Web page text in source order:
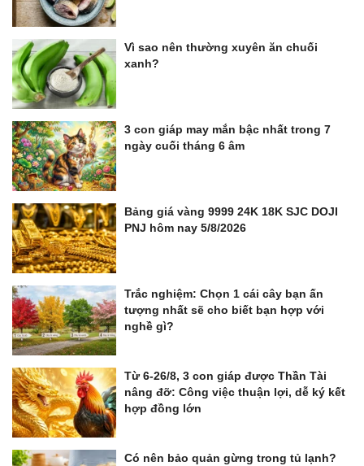
Vì sao nên thường xuyên ăn chuối
xanh?
3 con giáp may mắn bậc nhất trong 7
ngày cuối tháng 6 âm
Bảng giá vàng 9999 24K 18K SJC DOJI
PNJ hôm nay 5/8/2026
Trắc nghiệm: Chọn 1 cái cây bạn ấn
tượng nhất sẽ cho biết bạn hợp với
nghề gì?
Từ 6-26/8, 3 con giáp được Thần Tài
nâng đỡ: Công việc thuận lợi, dễ ký kết
hợp đồng lớn
Có nên bảo quản gừng trong tủ lạnh?